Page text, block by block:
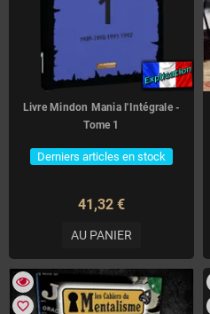
Livre Mindon Mania l'Intégrale -
Tome 1
Derniers articles en stock
41,32 €
AU PANIER
favorite_border